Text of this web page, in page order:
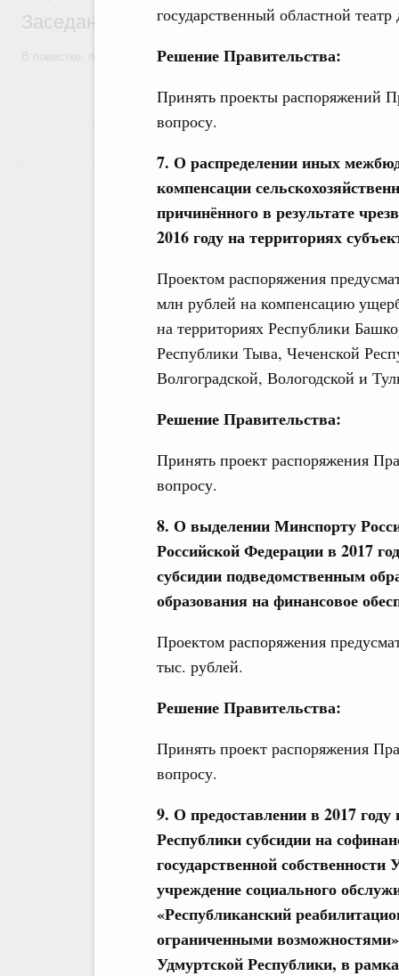
государственный областной
Решение Правительства:
Принять проекты распоряжений
вопросу.
7. О распределении иных
компенсации
причинённого в результате
2016 году на территориях
Проектом распоряжения
млн рублей на компенсацию
на территориях Республики
Республики Тыва, Чеченской
Волгоградской, Вологодской и
Решение Правительства:
Принять проект распоряжения
вопросу.
8. О выделении Минспорту
Российской Федерации в 2017
субсидии подведомственным
образования на финансовое
Проектом распоряжения
тыс. рублей.
Решение Правительства:
Принять проект распоряжения
вопросу.
9. О предоставлении в 2017
Республики субсидии на
государственной
учреждение социального
«Республиканский
ограниченными
Удмуртской Республики, в
Заседание Правительства (2026 год, №7)
В повестке: проекты федеральных законов, бюджетные